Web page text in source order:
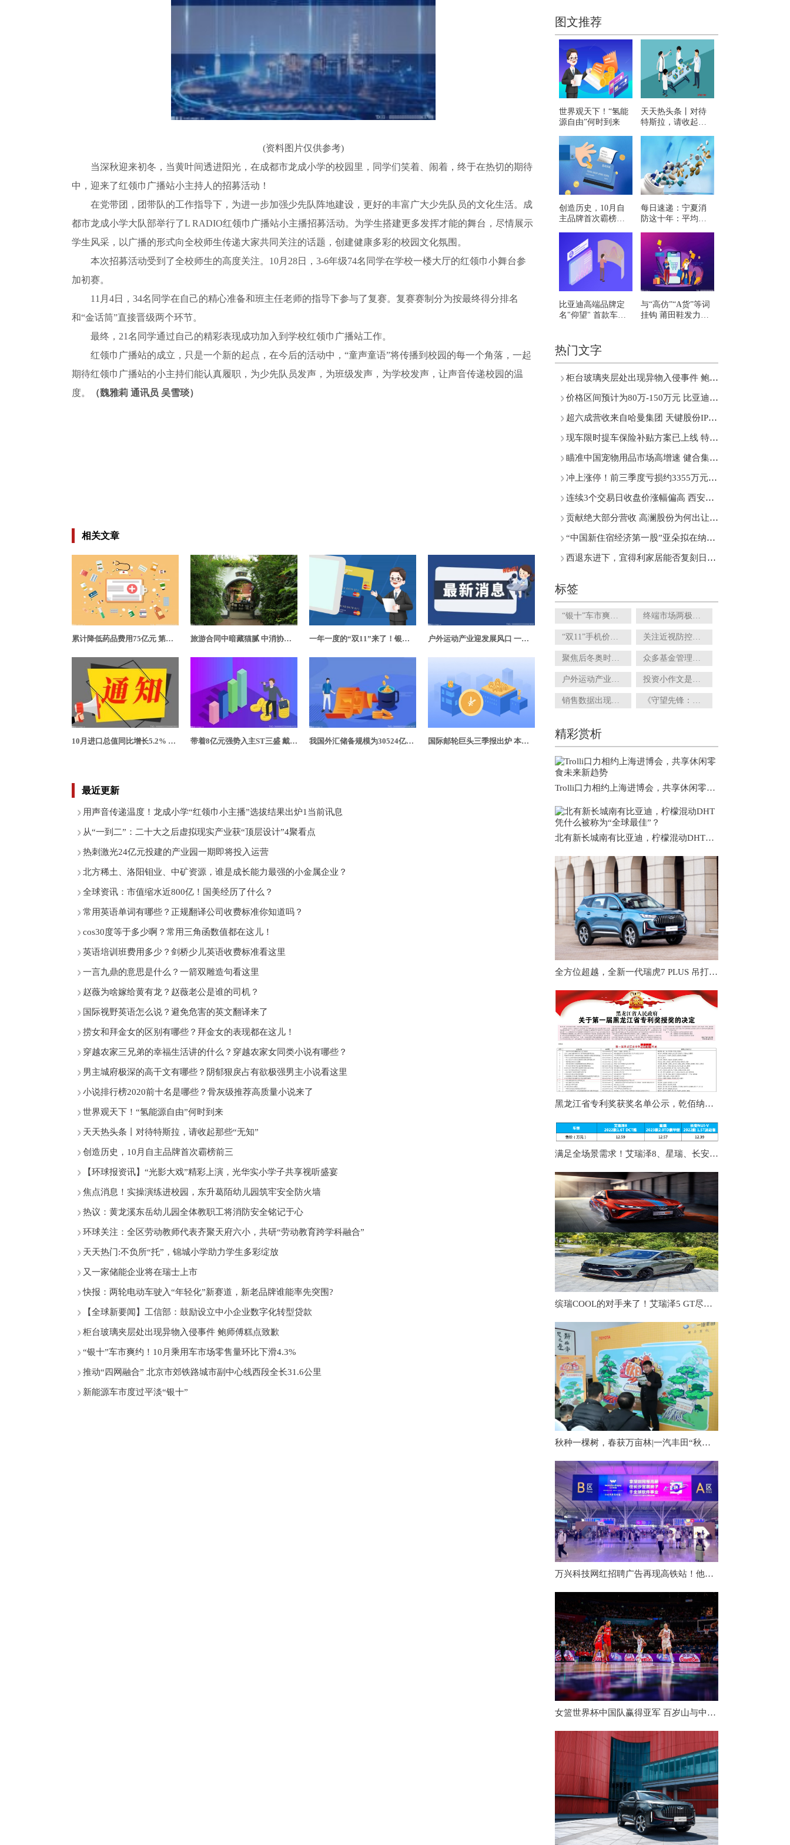
(资料图片仅供参考)
当深秋迎来初冬，当黄叶间透进阳光，在成都市龙成小学的校园里，同学们笑着、闹着，终于在热切的期待
中，迎来了红领巾广播站小主持人的招募活动！
在党带团，团带队的工作指导下，为进一步加强少先队阵地建设，更好的丰富广大少先队员的文化生活。成
都市龙成小学大队部举行了L RADIO红领巾广播站小主播招募活动。为学生搭建更多发挥才能的舞台，尽情展示
学生风采，以广播的形式向全校师生传递大家共同关注的话题，创建健康多彩的校园文化氛围。
本次招募活动受到了全校师生的高度关注。10月28日，3-6年级74名同学在学校一楼大厅的红领巾小舞台参
加初赛。
11月4日，34名同学在自己的精心准备和班主任老师的指导下参与了复赛。复赛赛制分为按最终得分排名
和“金话筒”直接晋级两个环节。
最终，21名同学通过自己的精彩表现成功加入到学校红领巾广播站工作。
红领巾广播站的成立，只是一个新的起点，在今后的活动中，“童声童语”将传播到校园的每一个角落，一起
期待红领巾广播站的小主持们能认真履职，为少先队员发声，为班级发声，为学校发声，让声音传递校园的温
度。
（魏雅莉 通讯员 吴雪琰）
相关文章
累计降低药品费用75亿元 第七批集采预计于11月在北京市执行 旅游合同中暗藏猫腻 中消协：遭改期改线消费者有权索赔 一年一度的“双11”来了！银行在垂直化消费场景祭出诸多“新招” 户外运动产业迎发展风口 一幅“五区三带”空间布局拉开大幕
10月进口总值同比增长5.2% 扩大进口只是提供中国大市场吗？ 带着8亿元强势入主ST三盛 戴德斌的资金来源被质疑 我国外汇储备规模为30524亿美元 黄金储备6264万盎司 国际邮轮巨头三季报出炉 本土邮轮将成为一股新势力
最近更新
用声音传递温度！龙成小学“红领巾小主播”选拔结果出炉1当前讯息
从“一到二”：二十大之后虚拟现实产业获“顶层设计”4聚看点
热刺激光24亿元投建的产业园一期即将投入运营
北方稀土、洛阳钼业、中矿资源，谁是成长能力最强的小金属企业？
全球资讯：市值缩水近800亿！国美经历了什么？
常用英语单词有哪些？正规翻译公司收费标准你知道吗？
cos30度等于多少啊？常用三角函数值都在这儿！
英语培训班费用多少？剑桥少儿英语收费标准看这里
一言九鼎的意思是什么？一箭双雕造句看这里
赵薇为啥嫁给黄有龙？赵薇老公是谁的司机？
国际视野英语怎么说？避免危害的英文翻译来了
捞女和拜金女的区别有哪些？拜金女的表现都在这儿！
穿越农家三兄弟的幸福生活讲的什么？穿越农家女同类小说有哪些？
男主城府极深的高干文有哪些？阴郁狠戾占有欲极强男主小说看这里
小说排行榜2020前十名是哪些？骨灰级推荐高质量小说来了
世界观天下！“氢能源自由”何时到来
天天热头条丨对待特斯拉，请收起那些“无知”
创造历史，10月自主品牌首次霸榜前三
【环球报资讯】“光影大戏”精彩上演，光华实小学子共享视听盛宴
焦点消息！实操演练进校园，东升葛陌幼儿园筑牢安全防火墙
热议：黄龙溪东岳幼儿园全体教职工将消防安全铭记于心
环球关注：全区劳动教师代表齐聚天府六小，共研“劳动教育跨学科融合”
天天热门:不负所“托”，锦城小学助力学生多彩绽放
又一家储能企业将在瑞士上市
快报：两轮电动车驶入“年轻化”新赛道，新老品牌谁能率先突围?
【全球新要闻】工信部：鼓励设立中小企业数字化转型贷款
柜台玻璃夹层处出现异物入侵事件 鲍师傅糕点致歉
“银十”车市爽约！10月乘用车市场零售量环比下滑4.3%
推动“四网融合” 北京市郊铁路城市副中心线西段全长31.6公里
新能源车市度过平淡“银十”
图文推荐
世界观天下！“氢能
源自由”何时到来
天天热头条丨对待
特斯拉，请收起那
创造历史，10月自
主品牌首次霸榜前
每日速递：宁夏消
防这十年：平均每
比亚迪高端品牌定
名"仰望" 首款车型
与“高仿”“A货”等词
挂钩 莆田鞋发力原
热门文字
柜台玻璃夹层处出现异物入侵事件 鲍师傅糕点致歉
价格区间预计为80万-150万元 比亚迪开始“仰望星空”
超六成营收来自哈曼集团 天键股份IPO最终能否过关？
现车限时提车保险补贴方案已上线 特斯拉再打降价牌
瞄准中国宠物用品市场高增速 健合集团引入“Zesty Paws快乐一爪”
冲上涨停！前三季度亏损约3355万元 乾景园林多次筹划易主
连续3个交易日收盘价涨幅偏高 西安饮食回应股票交易异常波动
贡献绝大部分营收 高澜股份为何出让东莞硅翔控股权？
“中国新住宿经济第一股”亚朵拟在纳斯达克挂牌上市
西退东进下，宜得利家居能否复刻日本家居神话?
标签
“银十”车市爽约！10月乘用车市场零售量环比下滑4.3% 终端市场两极分化明显 供销社能成为区域型酒企的最佳助攻吗？
“双11”手机价格跳水 厂商如何刺激手机用户换机欲望？ 关注近视防控市场：OK镜集采提上日程 离焦软镜等竞品涌现
聚焦后冬奥时代：国家高山滑雪中心雪场预告月底开板 众多基金管理人争相发行 震荡市下短债基金受追捧
户外运动产业发展规划来了！拟推公建民营模式提高建设运营效率 投资小作文是口毒鸡汤 作者大多存在灰色利益
销售数据出现负增长 设计本土化的阿迪达斯还能翻身吗？ 《守望先锋：归来》接档回归满月 玩家对未来版本期待走低
精彩赏析
Trolli口力相约上海进博会，共享休闲零食未来新趋势
北有新长城南有比亚迪，柠檬混动DHT凭什么被称为“全球最佳”？
全方位超越，全新一代瑞虎7 PLUS 吊打本田CR-V
黑龙江省专利奖获奖名单公示，乾佰纳被授予银奖！
满足全场景需求！艾瑞泽8、星瑞、长安UNI-V同台竞技你选谁
缤瑞COOL的对手来了！艾瑞泽5 GT尽显战斗范儿，这才是热血青年的梦想
秋种一棵树，春获万亩林|一汽丰田“秋日私语”活动播种秋日希望
万兴科技网红招聘广告再现高铁站！他们到底为什么选择长沙？
女篮世界杯中国队赢得亚军 百岁山与中国体育相伴走向世界